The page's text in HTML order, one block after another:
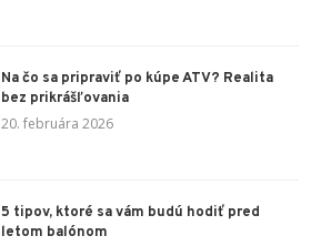
Na čo sa pripraviť po kúpe ATV? Realita
bez prikrášľovania
20. februára 2026
5 tipov, ktoré sa vám budú hodiť pred
letom balónom